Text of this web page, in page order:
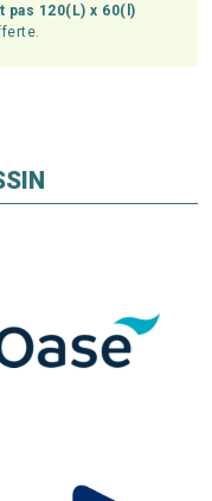
pas 120(L) x 60(l)